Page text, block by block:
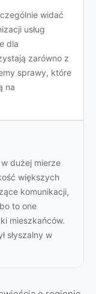
widać
usług
dla
zarówno z
sprawy, które
na
dużej mierze
większych
komunikacji,
to one
mieszkańców.
słyszalny w